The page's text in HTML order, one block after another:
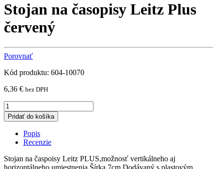
Stojan na časopisy Leitz Plus
červený
Porovnať
Kód produktu: 604-10070
6,36 € bez DPH
Stojan
na
časopisy
Leitz
Plus
červený
quantity
Pridať do košíka
Popis
Recenzie
Stojan na časpoisy Leitz PLUS,možnosť vertikálneho aj
horizontálneho umiestnenia.Šírka 7cm.Dodávaný s plastovým